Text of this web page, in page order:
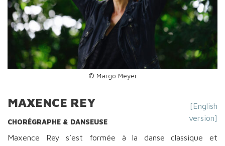
© Margo Meyer
MAXENCE REY
CHORÉGRAPHE & DANSEUSE
[English
version]
Maxence Rey s’est formée à la danse classique et